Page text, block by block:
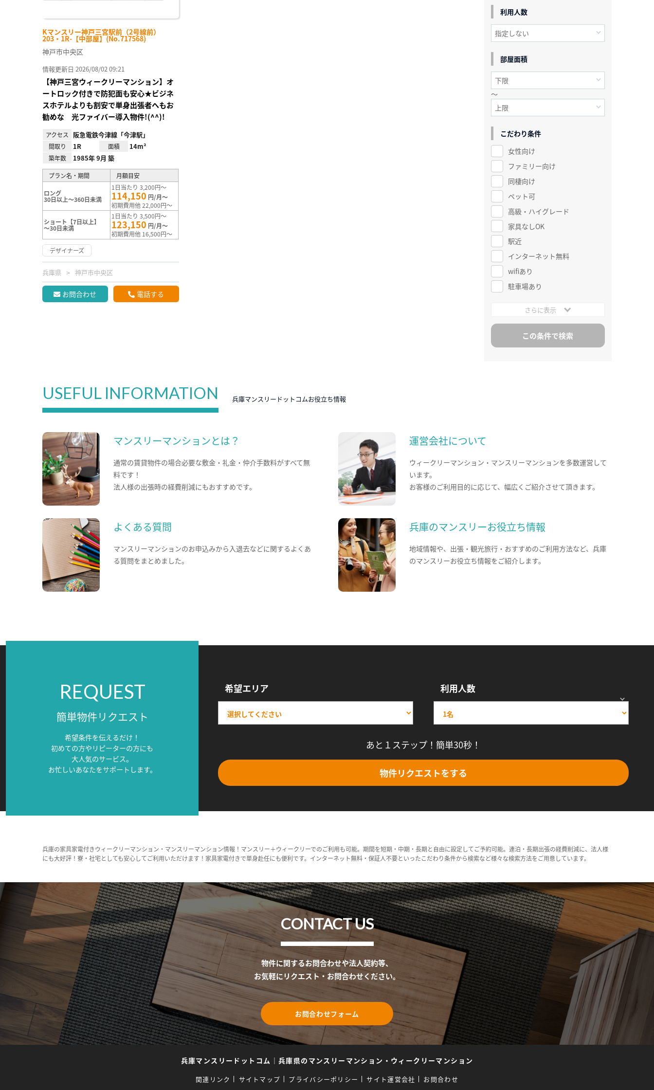
Kマンスリー神戸三宮駅前（2号線前）
203・1R-【中部屋】(No.717568)
神戸市中央区
情報更新日 2026/08/02 09:21
【神戸三宮ウィークリーマンション】オ
ートロック付きで防犯面も安心★ビジネ
スホテルよりも割安で単身出張者へもお
勧めな 光ファイバー導入物件!(^^)!
アクセス 阪急電鉄今津線「今津駅」
間取り 1R 面積 14m²
築年数 1985年 9月 築
プラン名・期間 月額目安
ロング
30日以上～360日未満
1日当たり 3,200円～
114,150 円/月～
初期費用他 22,000円～
ショート【7日以上】
～30日未満
1日当たり 3,500円～
123,150 円/月～
初期費用他 16,500円～
デザイナーズ
兵庫県 神戸市中央区
お問合わせ 電話する
利用人数
部屋面積
～
こだわり条件
女性向け
ファミリー向け
同棲向け
ペット可
高級・ハイグレード
家具なしOK
駅近
インターネット無料
wifiあり
駐車場あり
さらに表示
USEFUL INFORMATION 兵庫マンスリードットコムお役立ち情報
マンスリーマンションとは？
通常の賃貸物件の場合必要な敷金・礼金・仲介手数料がすべて無
料です！
法人様の出張時の経費削減にもおすすめです。
運営会社について
ウィークリーマンション・マンスリーマンションを多数運営して
います。
お客様のご利用目的に応じて、幅広くご紹介させて頂きます。
よくある質問
マンスリーマンションのお申込みから入退去などに関するよくあ
る質問をまとめました。
兵庫のマンスリーお役立ち情報
地域情報や、出張・観光旅行・おすすめのご利用方法など、兵庫
のマンスリーお役立ち情報をご紹介します。
REQUEST
簡単物件リクエスト
希望条件を伝えるだけ！
初めての方やリピーターの方にも
大人気のサービス。
お忙しいあなたをサポートします。
希望エリア 利用人数
あと１ステップ！簡単30秒！
物件リクエストをする
兵庫の家具家電付きウィークリーマンション・マンスリーマンション情報！マンスリー＋ウィークリーでのご利用も可能。期間を短期・中期・長期と自由に設定してご予約可能。連泊・長期出張の経費削減に、法人様
にも大好評！寮・社宅としても安心してご利用いただけます！家具家電付きで単身赴任にも便利です。インターネット無料・保証人不要といったこだわり条件から検索など様々な検索方法をご用意しています。
CONTACT US
物件に関するお問合わせや法人契約等、
お気軽にリクエスト・お問合わせください。
お問合わせフォーム
兵庫マンスリードットコム ｜ 兵庫県のマンスリーマンション・ウィークリーマンション
関連リンク サイトマップ プライバシーポリシー サイト運営会社 お問合わせ